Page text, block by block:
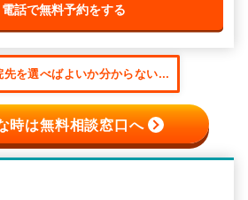
電話で無料予約をする
先を選べばよいか分からない...
時は無料相談窓口へ